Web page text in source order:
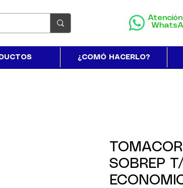
¿COMÓ HACERLO?
SOBREP